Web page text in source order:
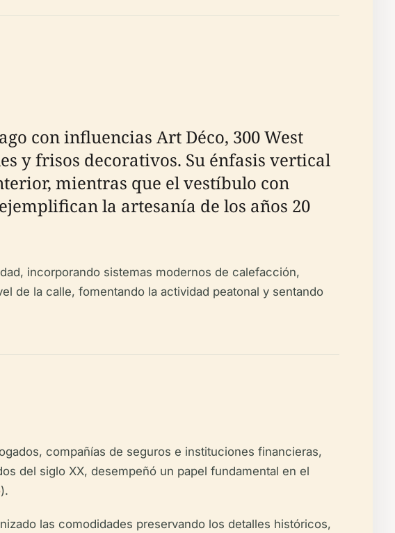
con influencias Art Déco, 300 West
y frisos decorativos. Su énfasis vertical
mientras que el vestíbulo con
la artesanía de los años 20
incorporando sistemas modernos de calefacción,
de la calle, fomentando la actividad peatonal y sentando
compañías de seguros e instituciones financieras,
del siglo XX, desempeñó un papel fundamental en el
).
las comodidades preservando los detalles históricos,